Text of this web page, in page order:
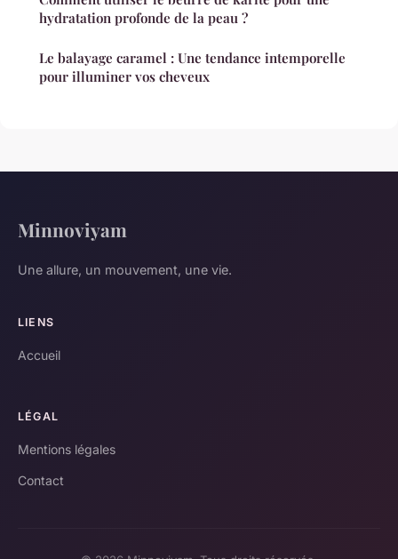
hydratation profonde de la peau ?
Le balayage caramel : Une tendance intemporelle
pour illuminer vos cheveux
Minnoviyam
Une allure, un mouvement, une vie.
LIENS
Accueil
LÉGAL
Mentions légales
Contact